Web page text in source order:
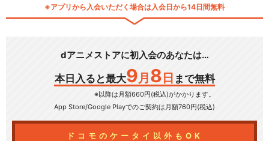
※アプリから入会いただく場合は入会日から14日間無料
dアニメストアに初入会のあなたは…
本日入ると最大9 月 8 日 まで無料
※以降は月額660円(税込)がかかります。
App Store/Google Playでのご契約は月額760円(税込)
ドコモのケータイ以外もOK